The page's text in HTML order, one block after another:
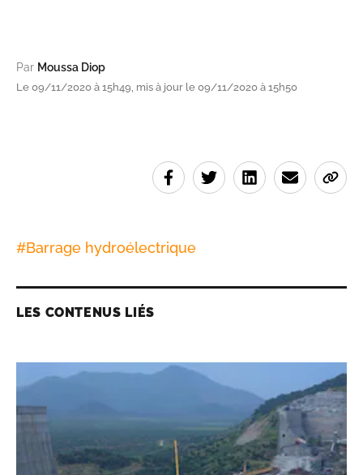
Par Moussa Diop
Le 09/11/2020 à 15h49, mis à jour le 09/11/2020 à 15h50
#Barrage hydroélectrique
LES CONTENUS LIÉS